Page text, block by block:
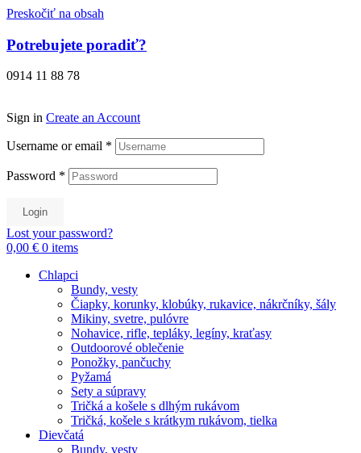
Preskočiť na obsah
Potrebujete poradiť?
0914 11 88 78
Sign in Create an Account
Username or email *
Password *
Login
Lost your password?
0,00 € 0 items
Chlapci
Bundy, vesty
Čiapky, korunky, klobúky, rukavice, nákrčníky, šály
Mikiny, svetre, pulóvre
Nohavice, rifle, tepláky, legíny, kraťasy
Outdoorové oblečenie
Ponožky, pančuchy
Pyžamá
Sety a súpravy
Tričká a košele s dlhým rukávom
Tričká, košele s krátkym rukávom, tielka
Dievčatá
Bundy, vesty